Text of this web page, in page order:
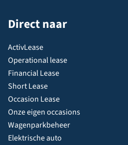
Direct naar
ActivLease
Operational lease
Financial Lease
Short Lease
Occasion Lease
Onze eigen occasions
Wagenparkbeheer
Elektrische auto